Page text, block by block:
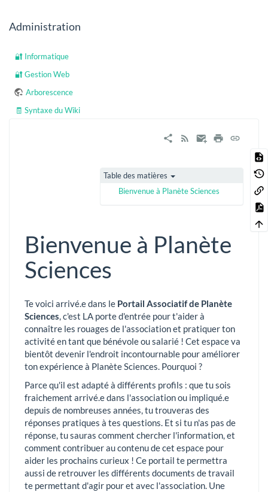
Administration
🔐 Informatique
🔐 Gestion Web
Arborescence
🧾 Syntaxe du Wiki
Table des matières
Bienvenue à Planète Sciences
Bienvenue à Planète
Sciences
Te voici arrivé.e dans le Portail Associatif de Planète
Sciences, c'est LA porte d'entrée pour t'aider à
connaître les rouages de l'association et pratiquer ton
activité en tant que bénévole ou salarié ! Cet espace va
bientôt devenir l'endroit incontournable pour améliorer
ton expérience à Planète Sciences. Pourquoi ?
Parce qu'il est adapté à différents profils : que tu sois
fraichement arrivé.e dans l'association ou impliqué.e
depuis de nombreuses années, tu trouveras des
réponses pratiques à tes questions. Et si tu n'as pas de
réponse, tu sauras comment chercher l'information, et
comment contribuer au contenu de cet espace pour
aider les prochains curieux ! Ce portail te permettra
aussi de retrouver les différents documents de travail
te permettant d'agir pour et avec l'association. Une